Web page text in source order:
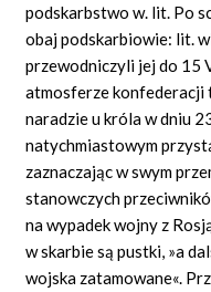
podskarbstwo w. lit. Po
obaj podskarbiowie: lit.
przewodniczyli jej do 15
atmosferze konfederacji
naradzie u króla w dniu
natychmiastowym
zaznaczając w swym
stanowczych
na wypadek wojny z
w skarbie są pustki, »a
wojska zatamowane«.